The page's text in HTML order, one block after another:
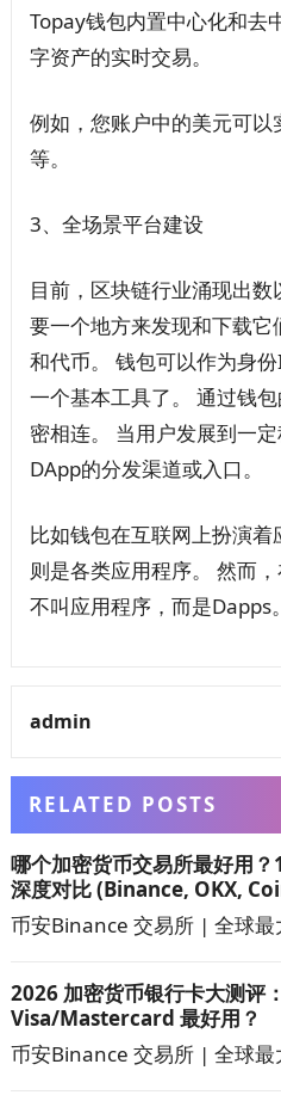
Topay钱包内置中心化和去
字资产的实时交易。
例如，您账户中的美元可
等。
3、全场景平台建设
目前，区块链行业涌现出
要一个地方来发现和下载
和代币。 钱包可以作为身
一个基本工具了。 通过钱
密相连。 当用户发展到一
DApp的分发渠道或入口。
比如钱包在互联网上扮演
则是各类应用程序。 然而
不叫应用程序，而是Dapps。
admin
RELATED POSTS
哪个加密货币交易所最好用
深度对比 (Binance, OKX,
币安Binance 交易所 | 全球
2026 加密货币银行卡大测评
Visa/Mastercard 最好用？
币安Binance 交易所 | 全球